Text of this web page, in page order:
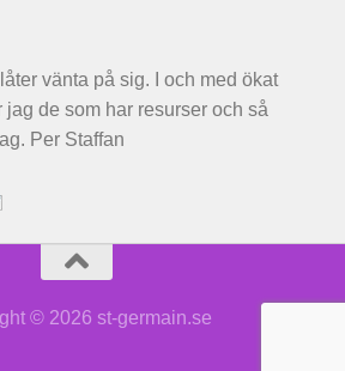
vänta på sig. I och med ökat
de som har resurser och så
Per Staffan
© 2026 st-germain.se